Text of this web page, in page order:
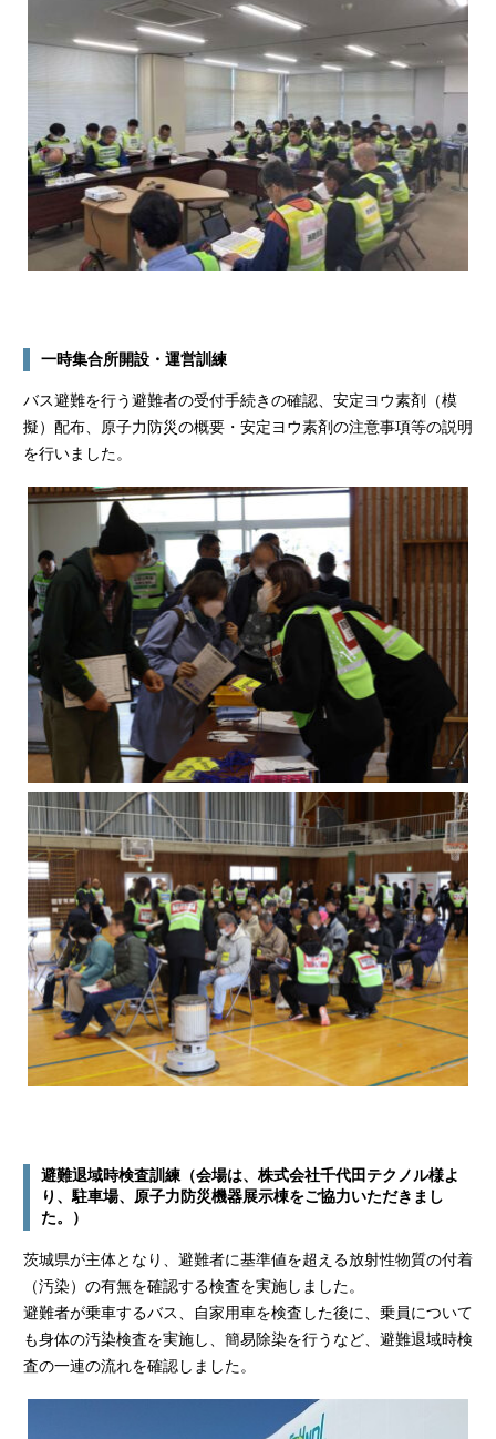
一時集合所開設・運営訓練
バス避難を行う避難者の受付手続きの確認、安定ヨウ素剤（模
擬）配布、原子力防災の概要・安定ヨウ素剤の注意事項等の説明
を行いました。
避難退域時検査訓練（会場は、株式会社千代田テクノル様よ
り、駐車場、原子力防災機器展示棟をご協力いただきまし
た。）
茨城県が主体となり、避難者に基準値を超える放射性物質の付着
（汚染）の有無を確認する検査を実施しました。
避難者が乗車するバス、自家用車を検査した後に、乗員について
も身体の汚染検査を実施し、簡易除染を行うなど、避難退域時検
査の一連の流れを確認しました。